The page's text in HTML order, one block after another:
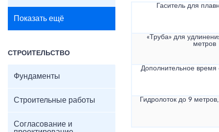
Показать ещё
СТРОИТЕЛЬСТВО
Фундаменты
Строительные работы
Согласование и
Гаситель для
«Труба» для
метров
Дополнительное
Гидролоток до 9